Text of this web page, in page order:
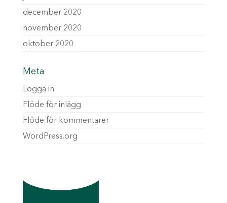
december 2020
november 2020
oktober 2020
Meta
Logga in
Flöde för inlägg
Flöde för kommentarer
WordPress.org